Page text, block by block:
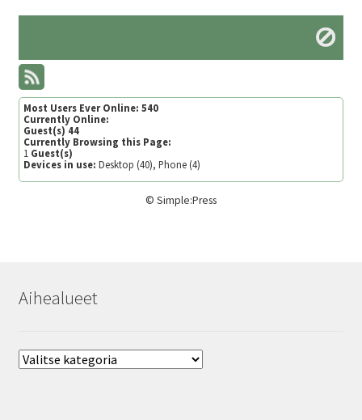
Most Users Ever Online: 540
Currently Online:
Guest(s) 44
Currently Browsing this Page:
1 Guest(s)
Devices in use: Desktop (40), Phone (4)
© Simple:Press
Aihealueet
Aihealueet